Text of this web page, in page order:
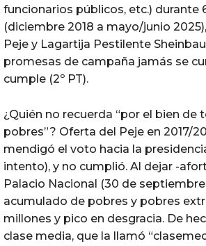
funcionarios públicos, etc.) durante
(diciembre 2018 a mayo/junio
Peje y Lagartija Pestilente
promesas de campaña jamás se
cumple (2º PT).
¿Quién no recuerda “por el bien de
pobres”? Oferta del Peje en 2017/
mendigó el voto hacia la
intento), y no cumplió. Al dejar -
Palacio Nacional (30 de
acumulado de pobres y pobres
millones y pico en desgracia. De
clase media, que la llamó